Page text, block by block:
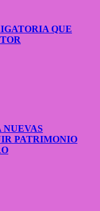
QUE
PATRIMONIO